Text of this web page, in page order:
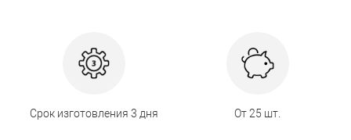
Срок изготовления 3 дня От 25 шт.